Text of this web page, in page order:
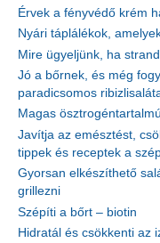
Érvek a fényvédő krém
Nyári táplálékok,
Mire ügyeljünk, ha
Jó a bőrnek, és még
paradicsomos
Magas
Javítja az emésztést,
tippek és receptek a
Gyorsan elkészíthető
grillezni
Szépíti a bőrt – biotin
Hidratál és csökkenti az